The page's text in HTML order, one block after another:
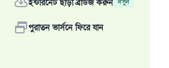
ইন্টারনেট ছাড়া ব্রাউজ করুন নতুন
পুরাতন ভার্সনে ফিরে যান